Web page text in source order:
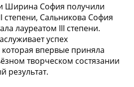
Ширина София получили
степени, Сальникова София
лауреатом III степени.
успех
впервые приняла
творческом состязании
результат.